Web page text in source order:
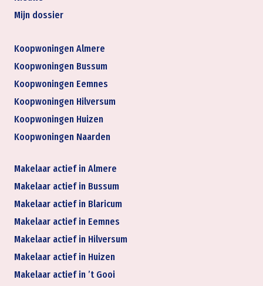
Mijn dossier
Koopwoningen Almere
Koopwoningen Bussum
Koopwoningen Eemnes
Koopwoningen Hilversum
Koopwoningen Huizen
Koopwoningen Naarden
Makelaar actief in Almere
Makelaar actief in Bussum
Makelaar actief in Blaricum
Makelaar actief in Eemnes
Makelaar actief in Hilversum
Makelaar actief in Huizen
Makelaar actief in ’t Gooi